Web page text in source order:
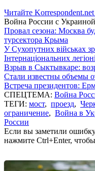
Читайте
Война России с Украиной
Провал сезона: Москва
турсектора Крыма
У Сухопутних військах
Інтернаціональних
Взрыв в Сыктывкаре:
Стали известны объемы
Встреча президентов:
СПЕЦТЕМА: Война
ТЕГИ: мост, проезд,
ограничение, Война в
России
Если вы заметили
нажмите Ctrl+Enter,